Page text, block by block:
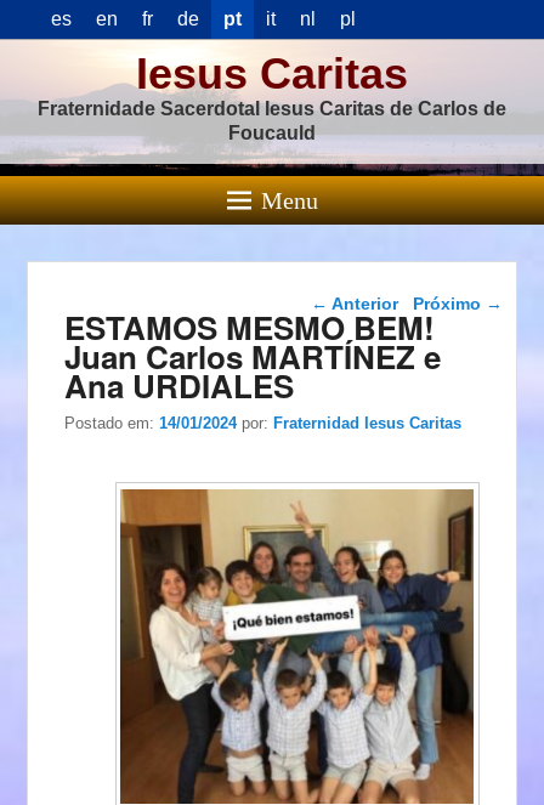
es en fr de pt it nl pl
Iesus Caritas
Fraternidade Sacerdotal Iesus Caritas de Carlos de
Foucauld
Menu
Navegação das
postagens
← Anterior Próximo →
ESTAMOS MESMO BEM!
Juan Carlos MARTÍNEZ e
Ana URDIALES
Postado em:14/01/2024 por:Fraternidad Iesus Caritas